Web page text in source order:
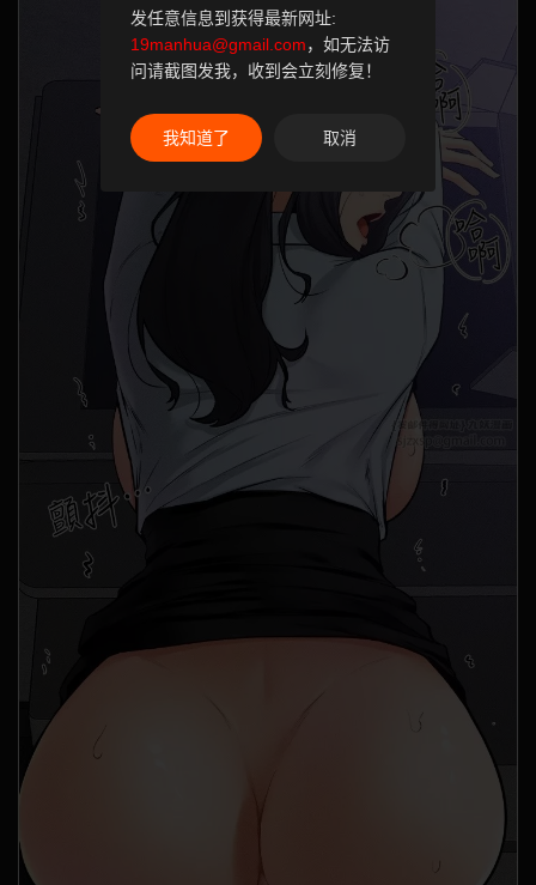
发任意信息到获得最新网址:
19manhua@gmail.com，如无法访
问请截图发我，收到会立刻修复！
我知道了 取消